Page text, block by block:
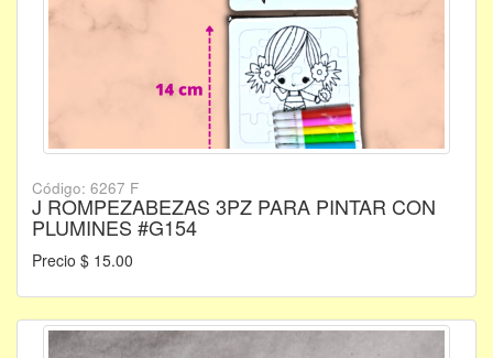
Código: 6267 F
J ROMPEZABEZAS 3PZ PARA PINTAR CON
PLUMINES #G154
Precio $ 15.00